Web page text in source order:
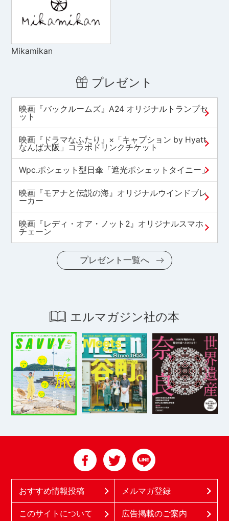
Mikamikan
プレゼント
映画『バックルームズ』A24 オリジナルトランプセ
ット
映画『ドラマなふたり』×「キャプション by Hyatt
なんば大阪」コラボドリンクチケット
Wpc.ポシェット型日傘「遮光ポシェットタイニー」
映画『モアナと伝説の海』オリジナルウインドブレ
ーカー
映画『レディ・オア・ノット2』オリジナルスマホ
チェーン
プレゼント一覧へ
エルマガジン社の本
おすすめ情報投稿 メルマガ登録
このサイトについて 広告掲載のご案内